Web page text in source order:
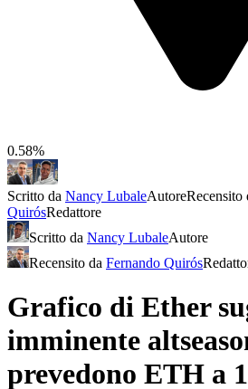
0.58%
Scritto da Nancy LubaleAutoreRecensito
QuirósRedattore
Scritto da Nancy LubaleAutore
Recensito da Fernando Quirós
Grafico di Ether
imminente
prevedono ETH a